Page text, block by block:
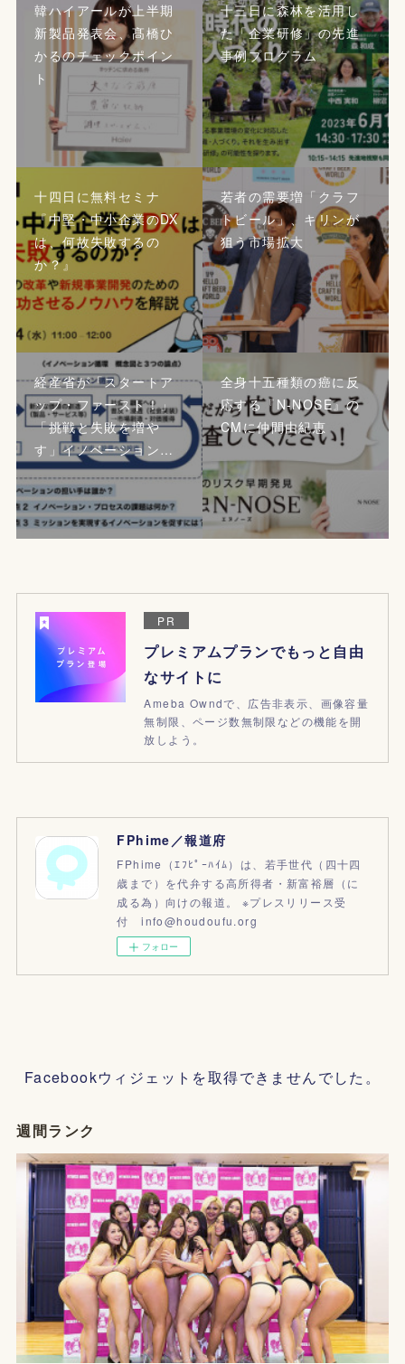
韓ハイアールが上半期
新製品発表会、髙橋ひ
かるのチェックポイン
ト
十三日に森林を活用し
た「企業研修」の先進
事例プログラム
十四日に無料セミナ
『中堅・中小企業のDX
は、何故失敗するの
か？』
若者の需要増「クラフ
トビール」、キリンが
狙う市場拡大
経産省が「スタートア
ップ・ファースト！」
「挑戦と失敗を増や
す」イノベーション…
全身十五種類の癌に反
応する『N-NOSE』の
CMに仲間由紀恵
PR
プレミアムプランでもっと自由
なサイトに
Ameba Owndで、広告非表示、画像容量
無制限、ページ数無制限などの機能を開
放しよう。
FPhime／報道府
FPhime（ｴﾌﾋﾟｰﾊｲﾑ）は、若手世代（四十四
歳まで）を代弁する高所得者・新富裕層（に
成る為）向けの報道。 ※プレスリリース受
付 info@houdoufu.org
フォロー
Facebookウィジェットを取得できませんでした。
週間ランク